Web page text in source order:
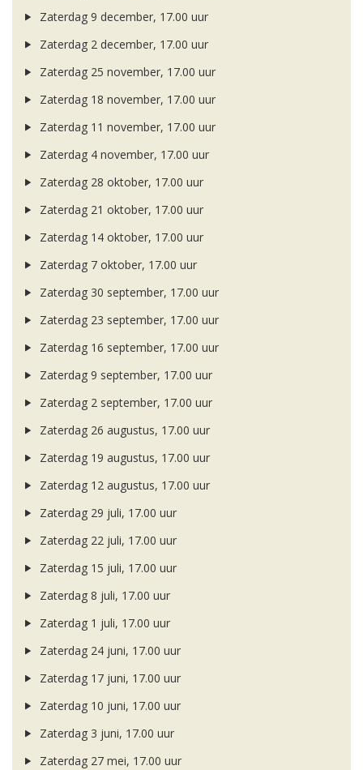
Zaterdag 9 december, 17.00 uur
Zaterdag 2 december, 17.00 uur
Zaterdag 25 november, 17.00 uur
Zaterdag 18 november, 17.00 uur
Zaterdag 11 november, 17.00 uur
Zaterdag 4 november, 17.00 uur
Zaterdag 28 oktober, 17.00 uur
Zaterdag 21 oktober, 17.00 uur
Zaterdag 14 oktober, 17.00 uur
Zaterdag 7 oktober, 17.00 uur
Zaterdag 30 september, 17.00 uur
Zaterdag 23 september, 17.00 uur
Zaterdag 16 september, 17.00 uur
Zaterdag 9 september, 17.00 uur
Zaterdag 2 september, 17.00 uur
Zaterdag 26 augustus, 17.00 uur
Zaterdag 19 augustus, 17.00 uur
Zaterdag 12 augustus, 17.00 uur
Zaterdag 29 juli, 17.00 uur
Zaterdag 22 juli, 17.00 uur
Zaterdag 15 juli, 17.00 uur
Zaterdag 8 juli, 17.00 uur
Zaterdag 1 juli, 17.00 uur
Zaterdag 24 juni, 17.00 uur
Zaterdag 17 juni, 17.00 uur
Zaterdag 10 juni, 17.00 uur
Zaterdag 3 juni, 17.00 uur
Zaterdag 27 mei, 17.00 uur